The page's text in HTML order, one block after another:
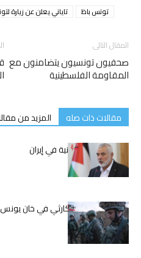
تاياني يعلن عن زيارة
تونس باظ
المقال التالى
صحفيون تونسيون يتضامنون مع
المقاومة الفلسطينية
مقالات ذات صله
المزيد من
اغتيال إسماعيل هنية في إيران
الوضع الإنساني الكارثي في خان
الجيش الإسرائيلي